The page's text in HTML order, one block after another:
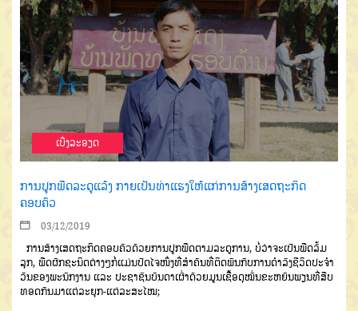
ເບີ່ງລະອຽດ
ການປູກພືດລະດູແລ້ງ ກາຍເປັນທ່າແຮງໃຫ້ແກ່ການສ້າງເສດຖະກິດ
ຄອບຄົວ
03/12/2019
ການສ້າງເສດຖະກິດຄອບຄົວດ້ວຍການປູກພືດຕາມລະດູການ, ບໍ່ວ່າຈະເປັນພືດລົ້ມ
ລຸກ, ພືດຜັກຊະນິດຕ່າງໆກໍ່ແມ່ນປັດໄຈໜຶ່ງທີ່ສໍາຄັນທີ່ຕິດພັນກັບການດໍາລົງຊີວິດປະຈໍາ
ວັນຂອງພະນັກງານ ແລະ ປະຊາຊົນບັນດາເຜົ່າດ້ວຍມູນເຊື້ອດຸໝັ່ນຂະຫຍັນພຽນທີ່ສືບ
ທອດກັນມາແຕ່ລະຍຸກ-ແຕ່ລະສະໄໝ;